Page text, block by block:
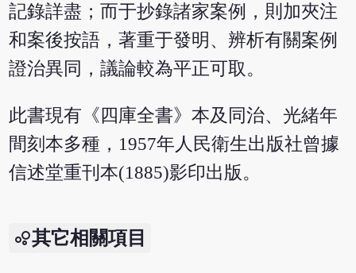
記錄詳盡；而于抄錄諸家案例，則加夾注
和案後按語，著重于發明、辨析有關案例
證治異同，議論較為平正可取。
此書現有《四庫全書》本及同治、光緒年
間刻本多種，1957年人民衛生出版社曾據
信述堂重刊本(1885)影印出版。
其它相關項目